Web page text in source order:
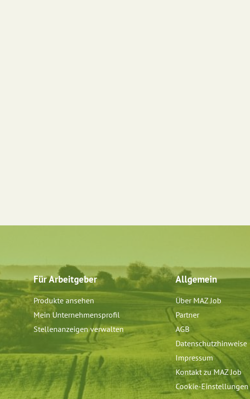
Für Arbeitgeber
Produkte ansehen
Mein Unternehmensprofil
Stellenanzeigen verwalten
Allgemein
Über MAZ Job
Partner
AGB
Datenschutzhinweise
Impressum
Kontakt zu MAZ Job
Cookie-Einstellungen